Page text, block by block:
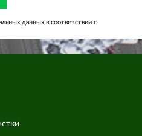
данных в соответствии с